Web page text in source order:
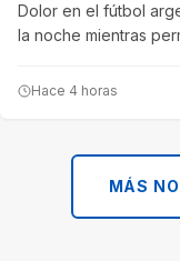
Dolor en el fútbol
la noche mientras
Hace 4 horas
MÁS